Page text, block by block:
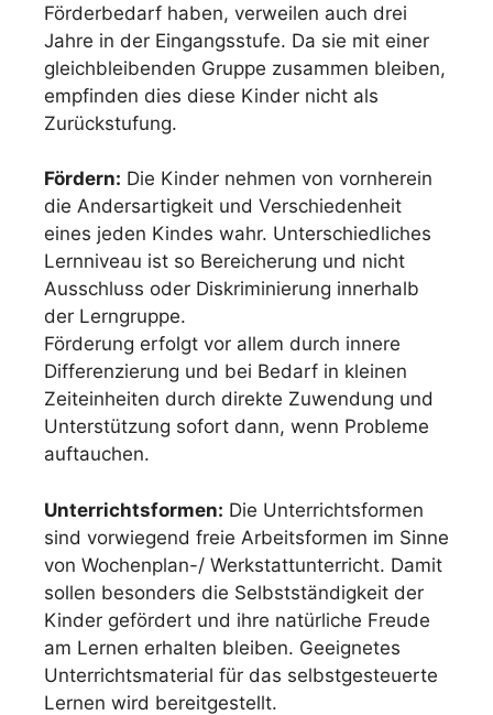
Förderbedarf haben, verweilen auch drei
Jahre in der Eingangsstufe. Da sie mit einer
gleichbleibenden Gruppe zusammen bleiben,
empfinden dies diese Kinder nicht als
Zurückstufung.
Fördern: Die Kinder nehmen von vornherein
die Andersartigkeit und Verschiedenheit
eines jeden Kindes wahr. Unterschiedliches
Lernniveau ist so Bereicherung und nicht
Ausschluss oder Diskriminierung innerhalb
der Lerngruppe.
Förderung erfolgt vor allem durch innere
Differenzierung und bei Bedarf in kleinen
Zeiteinheiten durch direkte Zuwendung und
Unterstützung sofort dann, wenn Probleme
auftauchen.
Unterrichtsformen: Die Unterrichtsformen
sind vorwiegend freie Arbeitsformen im Sinne
von Wochenplan-/ Werkstattunterricht. Damit
sollen besonders die Selbstständigkeit der
Kinder gefördert und ihre natürliche Freude
am Lernen erhalten bleiben. Geeignetes
Unterrichtsmaterial für das selbstgesteuerte
Lernen wird bereitgestellt.